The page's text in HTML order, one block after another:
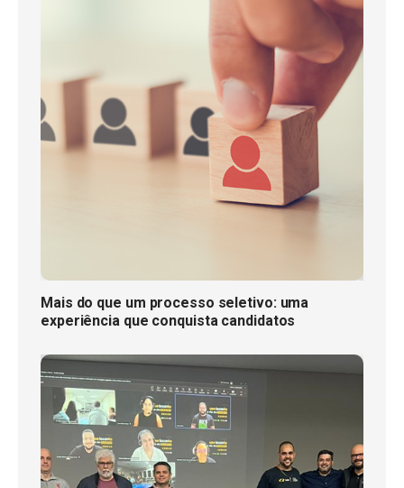
Mais do que um processo seletivo: uma
experiência que conquista candidatos